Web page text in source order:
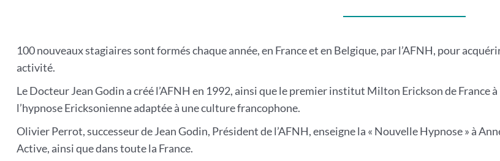
100 nouveaux stagiaires sont formés chaque année, en France et en Belgique, par l’AFNH, pour
activité.
Le Docteur Jean Godin a créé l’AFNH en 1992, ainsi que le premier institut Milton Erickson de France
l’hypnose Ericksonienne adaptée à une culture francophone.
Olivier Perrot, successeur de Jean Godin, Président de l’AFNH, enseigne la « Nouvelle Hypnose » à
Active, ainsi que dans toute la France.